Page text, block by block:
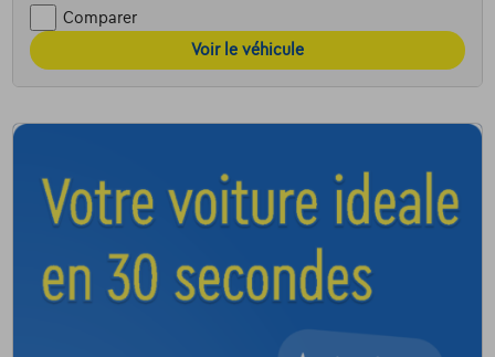
Comparer
Voir le véhicule